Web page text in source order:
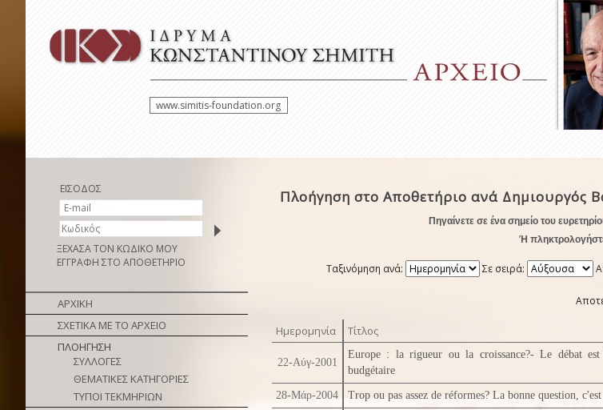
www.simitis-foundation.org
ΕΙΣΟΔΟΣ
ΞΕΧΑΣΑ ΤΟΝ ΚΩΔΙΚΟ ΜΟΥ
ΕΓΓΡΑΦΗ ΣΤΟ ΑΠΟΘΕΤΗΡΙΟ
ΑΡΧΙΚΗ
ΣΧΕΤΙΚΑ ΜΕ ΤΟ ΑΡΧΕΙΟ
ΠΛΟΗΓΗΣΗ
ΣΥΛΛΟΓΕΣ
ΘΕΜΑΤΙΚΕΣ ΚΑΤΗΓΟΡΙΕΣ
ΤΥΠΟΙ ΤΕΚΜΗΡΙΩΝ
Πλοήγηση στο Αποθετήριο ανά Δημιουργός
Πηγαίνετε σε ένα σημείο του
Ή
Ταξινόμηση ανά: Σε σειρά:
Ημερομηνία Τίτλος
22-Αύγ-2001
Europe : la rigueur ou la croissance?- Le débat
budgétaire
28-Μάρ-2004 Trop ou pas assez de réformes? La bonne question,